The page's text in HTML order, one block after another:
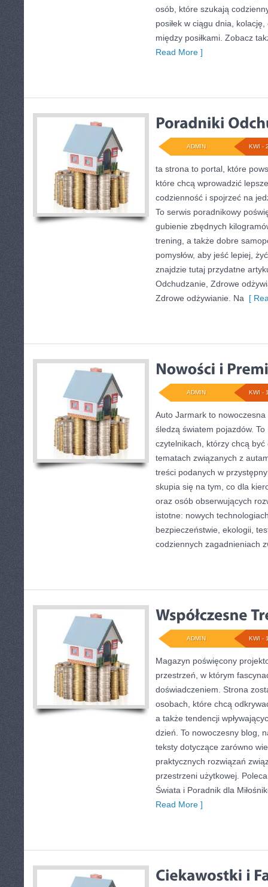
osób, które szukają
posiłek w ciągu dnia,
między posiłkami. Zobacz
Read More ]
KWI -
ADMIN
ta strona to portal, które
które chcą wprowadzić
codzienność i spojrzeć na
To serwis poradnikowy
gubienie zbędnych
trening, a także dobre
pomysłów, aby jeść lepiej,
znajdzie tutaj przydatne
Odchudzanie, Zdrowe
Zdrowe odżywianie. Na [
KWI -
ADMIN
Auto Jarmark to
śledzą światem pojazdów.
czytelnikach, którzy chcą
tematach związanych z
treści podanych w
skupia się na tym, co dla
oraz osób obserwujących
istotne: nowych
bezpieczeństwie, ekologii,
codziennych zagadnieniach
KWI -
ADMIN
Magazyn poświęcony
przestrzeń, w którym
doświadczeniem. Strona
osobach, które chcą
a także tendencji
dzień. To nowoczesny blog,
teksty dotyczące zarówno
praktycznych rozwiązań
przestrzeni użytkowej.
Świata i Poradnik dla
Read More ]